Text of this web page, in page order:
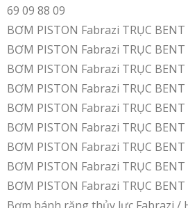
69 09 88 09
BƠM PISTON Fabrazi TRỤC BENT
BƠM PISTON Fabrazi TRỤC BENT
BƠM PISTON Fabrazi TRỤC BENT
BƠM PISTON Fabrazi TRỤC BENT
BƠM PISTON Fabrazi TRỤC BENT
BƠM PISTON Fabrazi TRỤC BENT
BƠM PISTON Fabrazi TRỤC BENT
BƠM PISTON Fabrazi TRỤC BENT
BƠM PISTON Fabrazi TRỤC BENT